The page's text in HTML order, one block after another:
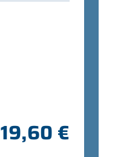
19,60 €